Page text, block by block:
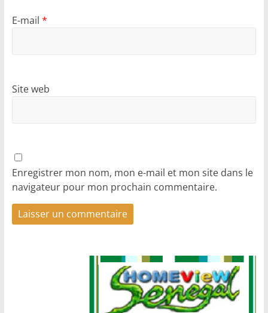
E-mail *
Site web
Enregistrer mon nom, mon e-mail et mon site dans le
navigateur pour mon prochain commentaire.